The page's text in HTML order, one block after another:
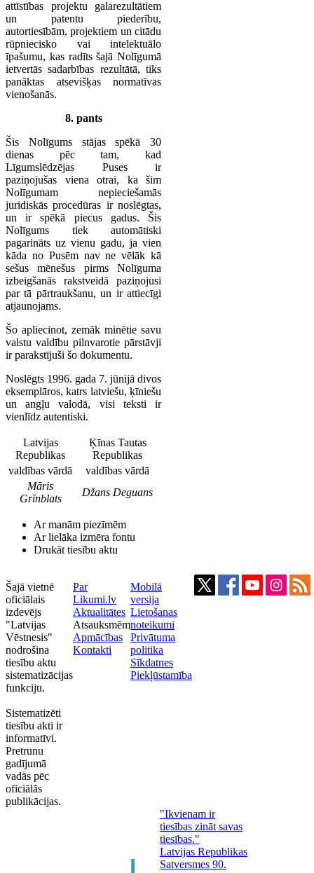
attīstības projektu galarezultātiem
un patentu piederību,
autortiesībām, projektiem un citādu
rūpniecisko vai intelektuālo
īpašumu, kas radīts šajā Nolīgumā
ietvertās sadarbības rezultātā, tiks
panāktas atsevišķas normatīvas
vienošanās.
8. pants
Šis Nolīgums stājas spēkā 30
dienas pēc tam, kad
Līgumslēdzējas Puses ir
paziņojušas viena otrai, ka šim
Nolīgumam nepieciešamās
juridiskās procedūras ir noslēgtas,
un ir spēkā piecus gadus. Šis
Nolīgums tiek automātiski
pagarināts uz vienu gadu, ja vien
kāda no Pusēm nav ne vēlāk kā
sešus mēnešus pirms Nolīguma
izbeigšanās rakstveidā paziņojusi
par tā pārtraukšanu, un ir attiecīgi
atjaunojams.
Šo apliecinot, zemāk minētie savu
valstu valdību pilnvarotie pārstāvji
ir parakstījuši šo dokumentu.
Noslēgts 1996. gada 7. jūnijā divos
eksemplāros, katrs latviešu, ķīniešu
un angļu valodā, visi teksti ir
vienlīdz autentiski.
Latvijas
Republikas
Ķīnas Tautas
Republikas
valdības vārdā
valdības vārdā
Māris
Grīnblats
Džans Deguans
Ar manām piezīmēm
Ar lielāka izmēra fontu
Drukāt tiesību aktu
Šajā vietnē
oficiālais
izdevējs
"Latvijas
Vēstnesis"
nodrošina
tiesību aktu
sistematizācijas
funkciju.
Sistematizēti
tiesību akti ir
informatīvi.
Pretrunu
gadījumā
vadās pēc
oficiālās
publikācijas.
Par
Likumi.lv
Aktualitātes
Atsauksmēm
Apmācības
Kontakti
Mobilā
versija
Lietošanas
noteikumi
Privātuma
politika
Sīkdatnes
Piekļūstamība
"Ikvienam ir
tiesības zināt savas
tiesības."
Latvijas Republikas
Satversmes 90.